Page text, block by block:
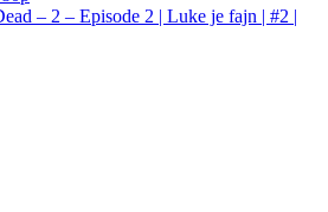
– 2 – Episode 2 | Luke je fajn | #2 |